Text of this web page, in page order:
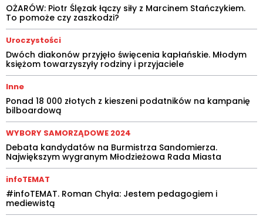
OŻARÓW: Piotr Ślęzak łączy siły z Marcinem Stańczykiem.
To pomoże czy zaszkodzi?
Uroczystości
Dwóch diakonów przyjęło święcenia kapłańskie. Młodym
księżom towarzyszyły rodziny i przyjaciele
Inne
Ponad 18 000 złotych z kieszeni podatników na kampanię
bilboardową
WYBORY SAMORZĄDOWE 2024
Debata kandydatów na Burmistrza Sandomierza.
Największym wygranym Młodzieżowa Rada Miasta
infoTEMAT
#infoTEMAT. Roman Chyła: Jestem pedagogiem i
mediewistą